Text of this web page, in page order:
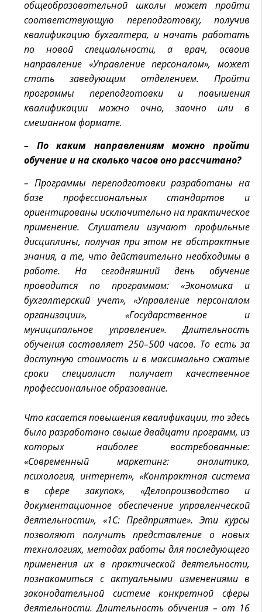
общеобразовательной школы может пройти
соответствующую переподготовку, получив
квалификацию бухгалтера, и начать работать
по новой специальности, а врач, освоив
направление «Управление персоналом», может
стать заведующим отделением. Пройти
программы переподготовки и повышения
квалификации можно очно, заочно или в
смешанном формате.
– По каким направлениям можно пройти
обучение и на сколько часов оно рассчитано?
– Программы переподготовки разработаны на
базе профессиональных стандартов и
ориентированы исключительно на практическое
применение. Слушатели изучают профильные
дисциплины, получая при этом не абстрактные
знания, а те, что действительно необходимы в
работе. На сегодняшний день обучение
проводится по программам: «Экономика и
бухгалтерский учет», «Управление персоналом
организации», «Государственное и
муниципальное управление». Длительность
обучения составляет 250–500 часов. То есть за
доступную стоимость и в максимально сжатые
сроки специалист получает качественное
профессиональное образование.
Что касается повышения квалификации, то здесь
было разработано свыше двадцати программ, из
которых наиболее востребованные:
«Современный маркетинг: аналитика,
психология, интернет», «Контрактная система
в сфере закупок», «Делопроизводство и
документационное обеспечение управленческой
деятельности», «1С: Предприятие». Эти курсы
позволяют получить представление о новых
технологиях, методах работы для последующего
применения их в практической деятельности,
познакомиться с актуальными изменениями в
законодательной системе конкретной сферы
деятельности. Длительность обучения – от 16